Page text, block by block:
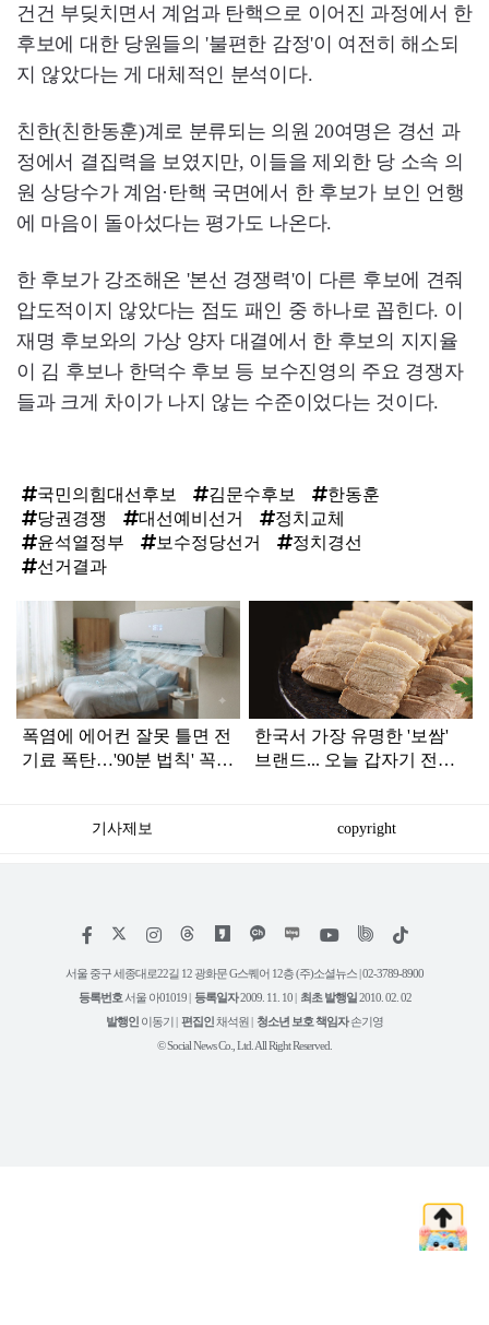
건건 부딪치면서 계엄과 탄핵으로 이어진 과정에서 한
후보에 대한 당원들의 '불편한 감정'이 여전히 해소되
지 않았다는 게 대체적인 분석이다.
친한(친한동훈)계로 분류되는 의원 20여명은 경선 과
정에서 결집력을 보였지만, 이들을 제외한 당 소속 의
원 상당수가 계엄·탄핵 국면에서 한 후보가 보인 언행
에 마음이 돌아섰다는 평가도 나온다.
한 후보가 강조해온 '본선 경쟁력'이 다른 후보에 견줘
압도적이지 않았다는 점도 패인 중 하나로 꼽힌다. 이
재명 후보와의 가상 양자 대결에서 한 후보의 지지율
이 김 후보나 한덕수 후보 등 보수진영의 주요 경쟁자
들과 크게 차이가 나지 않는 수준이었다는 것이다.
국민의힘대선후보 김문수후보
한동훈
당권경쟁
대선예비선거
정치교체
윤석열정부
보수정당선거
정치경선
선거결과
라
폭염에 에어컨 잘못 틀면 전
기료 폭탄…'90분 법칙' 꼭
한국서 가장 유명한 '보쌈'
브랜드... 오늘 갑자기 전해
기사제보 copyright
페
스
인
타
램
위
트
유
튜
틱
서울 중구 세종대로22길 12 광화문 G스퀘어 12층 (주)소셜뉴스 | 02-3789-8900
등록번호서울 아01019 | 등록일자2009. 11. 10 | 최초 발행일 2010. 02. 02
발행인 이동기 | 편집인채석원 | 청소년 보호 책임자손기영
© Social News Co., Ltd. All Right Reserved.